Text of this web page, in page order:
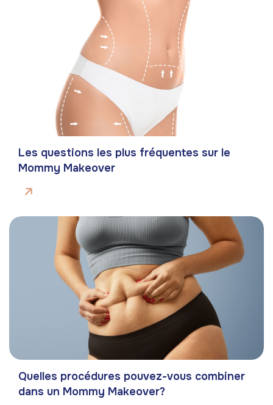
Les questions les plus fréquentes sur le
Mommy Makeover
Quelles procédures pouvez-vous combiner
dans un Mommy Makeover?